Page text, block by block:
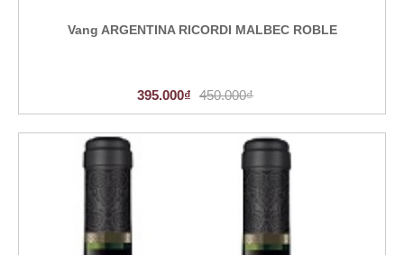
Vang ARGENTINA RICORDI MALBEC ROBLE
395.000₫ 450.000₫